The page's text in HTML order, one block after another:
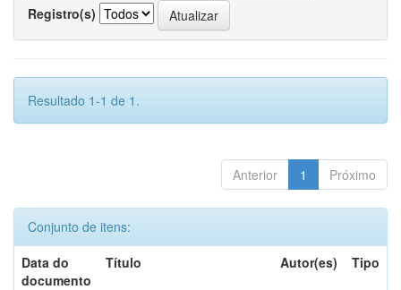
Registro(s)
Resultado 1-1 de 1.
Anterior 1 Próximo
Conjunto de itens:
Data do
documento
Título Autor(es) Tipo